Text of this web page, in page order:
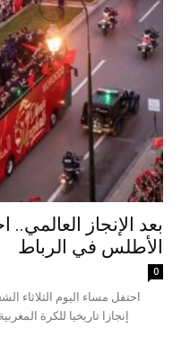
بعد الإنجاز
الأطلس في الرباط
0